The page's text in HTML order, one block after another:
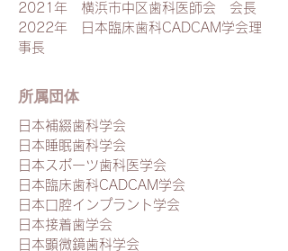
2021年 横浜市中区歯科医師会 会長
2022年 日本臨床歯科CADCAM学会理
事長
​所属団体
日本補綴歯科学会
日本睡眠歯科学会
日本スポーツ歯科医学会
日本臨床歯科CADCAM学会
日本口腔インプラント学会
日本接着歯学会
日本顕微鏡歯科学会